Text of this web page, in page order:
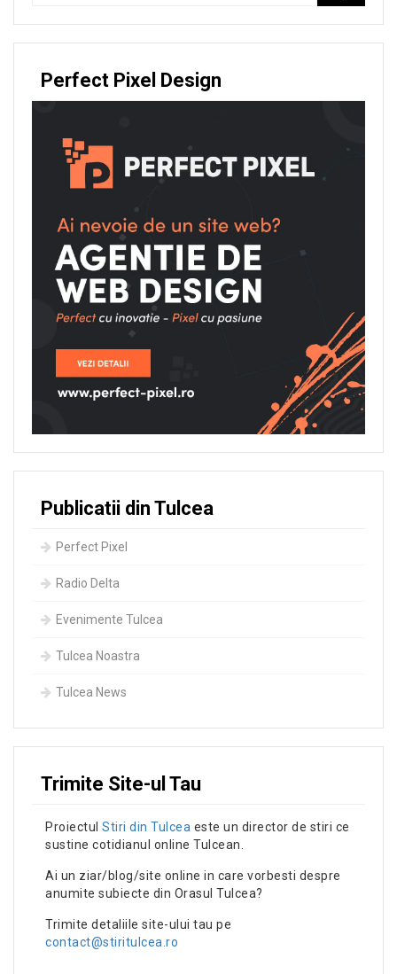
Perfect Pixel Design
Publicatii din Tulcea
Perfect Pixel
Radio Delta
Evenimente Tulcea
Tulcea Noastra
Tulcea News
Trimite Site-ul Tau
Proiectul Stiri din Tulcea este un director de stiri ce
sustine cotidianul online Tulcean.
Ai un ziar/blog/site online in care vorbesti despre
anumite subiecte din Orasul Tulcea?
Trimite detaliile site-ului tau pe
contact@stiritulcea.ro